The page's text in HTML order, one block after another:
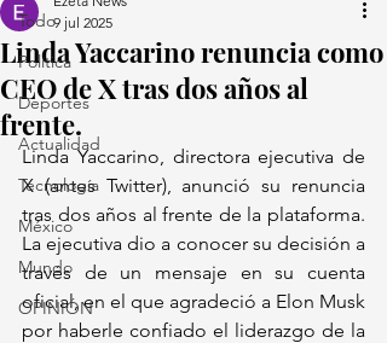
Todo
Política
Deportes
Actualidad
Tecnología
México
Mundo
OPINIÓN
Linda Yaccarino renuncia como
CEO de X tras dos años al
frente.
9 jul 2025
Linda Yaccarino, directora ejecutiva de
X (antes Twitter), anunció su renuncia
tras dos años al frente de la plataforma.
La ejecutiva dio a conocer su decisión a
través de un mensaje en su cuenta
oficial, en el que agradeció a Elon Musk
por haberle confiado el liderazgo de la